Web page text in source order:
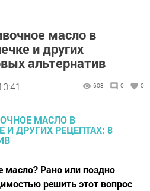
масло в
и других
альтернатив
603 0 0
масло? Рано или поздно
решить этот вопрос